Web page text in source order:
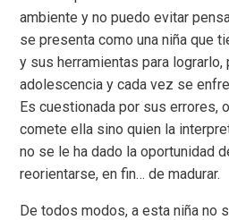
ambiente y no puedo evitar
se presenta como una niña que
y sus herramientas para
adolescencia y cada vez se
Es cuestionada por sus errores,
comete ella sino quien la
no se le ha dado la oportunidad
reorientarse, en fin… de madurar.
De todos modos, a esta niña no